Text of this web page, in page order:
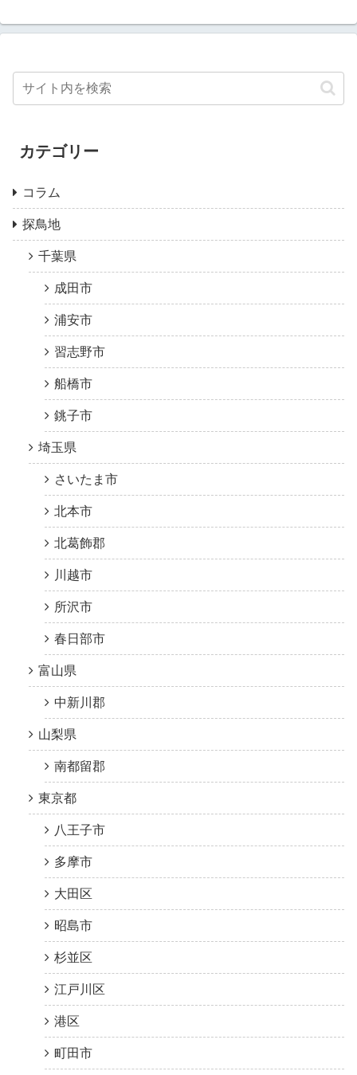
カテゴリー
コラム
探鳥地
千葉県
成田市
浦安市
習志野市
船橋市
銚子市
埼玉県
さいたま市
北本市
北葛飾郡
川越市
所沢市
春日部市
富山県
中新川郡
山梨県
南都留郡
東京都
八王子市
多摩市
大田区
昭島市
杉並区
江戸川区
港区
町田市